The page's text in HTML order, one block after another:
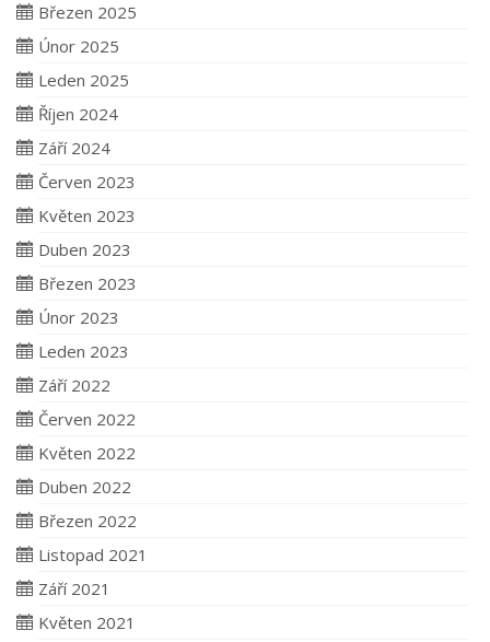
Březen 2025
Únor 2025
Leden 2025
Říjen 2024
Září 2024
Červen 2023
Květen 2023
Duben 2023
Březen 2023
Únor 2023
Leden 2023
Září 2022
Červen 2022
Květen 2022
Duben 2022
Březen 2022
Listopad 2021
Září 2021
Květen 2021